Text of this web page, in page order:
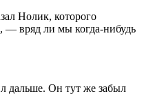
Нолик, которого
— вряд ли мы когда-нибудь
дальше. Он тут же забыл